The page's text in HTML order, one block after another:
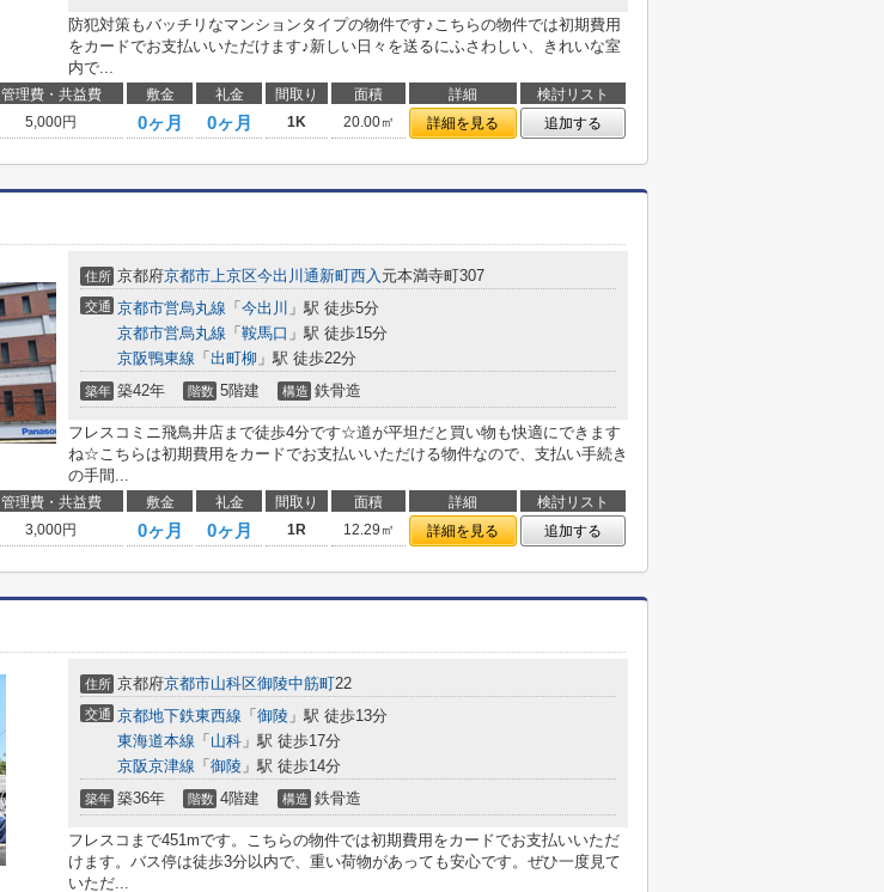
防犯対策もバッチリなマンションタイプの物件です♪こちらの物件では初期費用
をカードでお支払いいただけます♪新しい日々を送るにふさわしい、きれいな室
内で...
管理費・共益費 敷金 礼金 間取り 面積 詳細
検討リスト
5,000円 0ヶ月 0ヶ月 1K 20.00㎡ 詳細を見る 追加する
住所 京都府京都市上京区今出川通新町西入 元本満寺町307
交通 京都市営烏丸線 「 今出川 」駅 徒歩5分
京都市営烏丸線 「 鞍馬口 」駅 徒歩15分
京阪鴨東線 「 出町柳 」駅 徒歩22分
築年 築42年 階数 5階建 構造 鉄骨造
フレスコミニ飛鳥井店まで徒歩4分です☆道が平坦だと買い物も快適にできます
ね☆こちらは初期費用をカードでお支払いいただける物件なので、支払い手続き
の手間...
管理費・共益費 敷金 礼金 間取り 面積 詳細
検討リスト
3,000円 0ヶ月 0ヶ月 1R 12.29㎡ 詳細を見る 追加する
住所 京都府京都市山科区御陵中筋町22
交通 京都地下鉄東西線 「 御陵 」駅 徒歩13分
東海道本線 「 山科 」駅 徒歩17分
京阪京津線 「 御陵 」駅 徒歩14分
築年 築36年 階数 4階建 構造 鉄骨造
フレスコまで451mです。こちらの物件では初期費用をカードでお支払いいただ
けます。バス停は徒歩3分以内で、重い荷物があっても安心です。ぜひ一度見て
いただ...